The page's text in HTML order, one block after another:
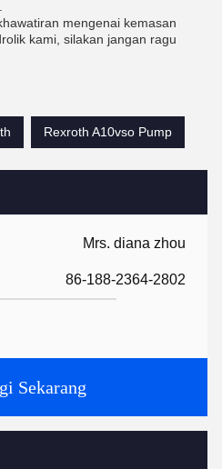
Mrs. diana zhou
86-188-2364-2802
Sekarang
mengenai kemasan
kami, silakan jangan ragu
Rexroth A10vso Pump